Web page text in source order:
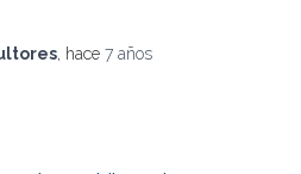
, hace 7 años